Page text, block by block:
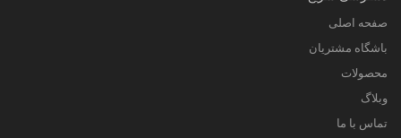
صفحه اصلی
باشگاه مشتریان
محصولات
وبلاگ
تماس با ما